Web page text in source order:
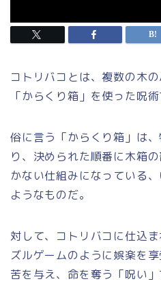
コトリバコとは、複数の木
「からくり箱」を使った呪術
俗に言う「からくり箱」は
り、決められた順番に木箱
かない仕組みになっている
ようなものだ。
対して、コトリバコに仕込
ズルゲームのように娯楽を
苦を与え、命を奪う「呪い」